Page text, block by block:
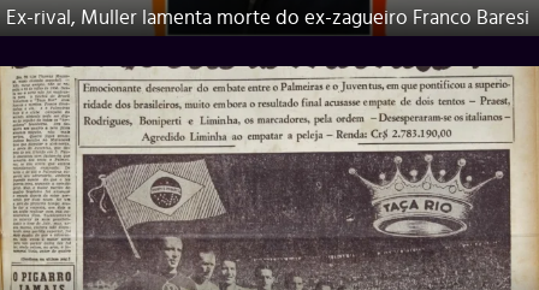
Ex-rival, Muller lamenta morte do ex-zagueiro Franco Baresi